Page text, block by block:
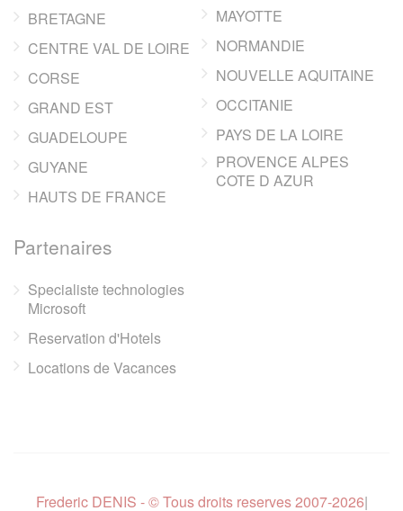
BRETAGNE
CENTRE VAL DE LOIRE
CORSE
GRAND EST
GUADELOUPE
GUYANE
HAUTS DE FRANCE
MAYOTTE
NORMANDIE
NOUVELLE AQUITAINE
OCCITANIE
PAYS DE LA LOIRE
PROVENCE ALPES
COTE D AZUR
Partenaires
Specialiste technologies
Microsoft
Reservation d'Hotels
Locations de Vacances
Frederic DENIS - © Tous droits reserves 2007-2026|